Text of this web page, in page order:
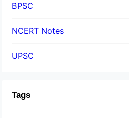
BPSC
NCERT Notes
UPSC
Tags